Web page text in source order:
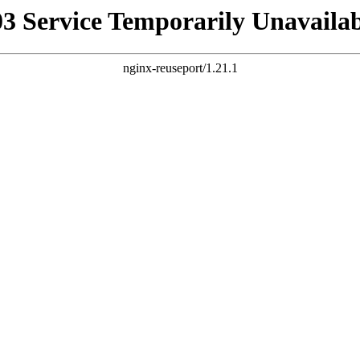
Service Temporarily
nginx-reuseport/1.21.1